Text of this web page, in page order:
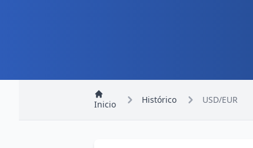
Inicio Histórico USD/EUR